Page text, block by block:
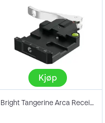
Kjøp
Bright Tangerine Arca Receiver Mk III